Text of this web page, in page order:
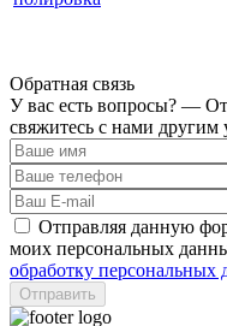
Обратная связь
У вас есть вопросы? —
свяжитесь с нами другим
Отправляя данную
моих персональных
обработку персональных
Отправить